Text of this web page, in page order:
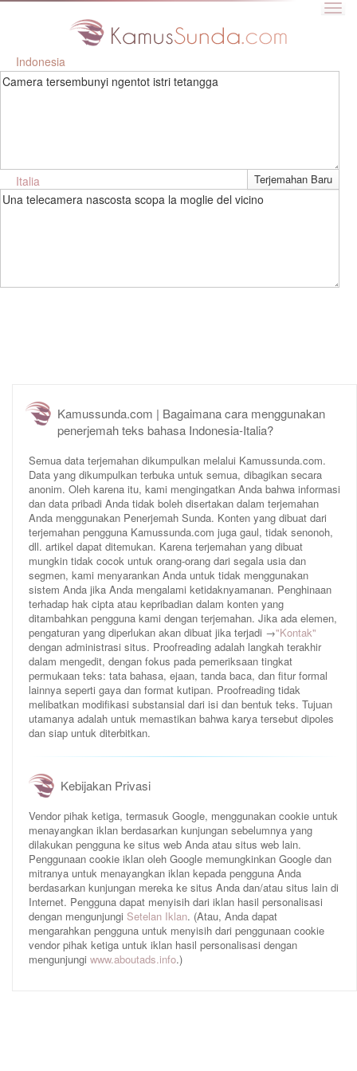
Indonesia
Camera tersembunyi ngentot istri tetangga
Italia
Una telecamera nascosta scopa la moglie del vicino
Kamussunda.com | Bagaimana cara menggunakan
penerjemah teks bahasa Indonesia-Italia?
Semua data terjemahan dikumpulkan melalui Kamussunda.com.
Data yang dikumpulkan terbuka untuk semua, dibagikan secara
anonim. Oleh karena itu, kami mengingatkan Anda bahwa informasi
dan data pribadi Anda tidak boleh disertakan dalam terjemahan
Anda menggunakan Penerjemah Sunda. Konten yang dibuat dari
terjemahan pengguna Kamussunda.com juga gaul, tidak senonoh,
dll. artikel dapat ditemukan. Karena terjemahan yang dibuat
mungkin tidak cocok untuk orang-orang dari segala usia dan
segmen, kami menyarankan Anda untuk tidak menggunakan
sistem Anda jika Anda mengalami ketidaknyamanan. Penghinaan
terhadap hak cipta atau kepribadian dalam konten yang
ditambahkan pengguna kami dengan terjemahan. Jika ada elemen,
pengaturan yang diperlukan akan dibuat jika terjadi →"Kontak"
dengan administrasi situs. Proofreading adalah langkah terakhir
dalam mengedit, dengan fokus pada pemeriksaan tingkat
permukaan teks: tata bahasa, ejaan, tanda baca, dan fitur formal
lainnya seperti gaya dan format kutipan. Proofreading tidak
melibatkan modifikasi substansial dari isi dan bentuk teks. Tujuan
utamanya adalah untuk memastikan bahwa karya tersebut dipoles
dan siap untuk diterbitkan.
Kebijakan Privasi
Vendor pihak ketiga, termasuk Google, menggunakan cookie untuk
menayangkan iklan berdasarkan kunjungan sebelumnya yang
dilakukan pengguna ke situs web Anda atau situs web lain.
Penggunaan cookie iklan oleh Google memungkinkan Google dan
mitranya untuk menayangkan iklan kepada pengguna Anda
berdasarkan kunjungan mereka ke situs Anda dan/atau situs lain di
Internet. Pengguna dapat menyisih dari iklan hasil personalisasi
dengan mengunjungi Setelan Iklan. (Atau, Anda dapat
mengarahkan pengguna untuk menyisih dari penggunaan cookie
vendor pihak ketiga untuk iklan hasil personalisasi dengan
mengunjungi www.aboutads.info.)